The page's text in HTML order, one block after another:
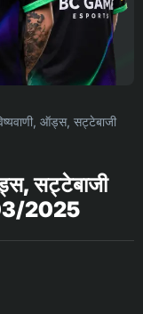
ऑड्स, सट्टेबाजी
सट्टेबाजी
2025